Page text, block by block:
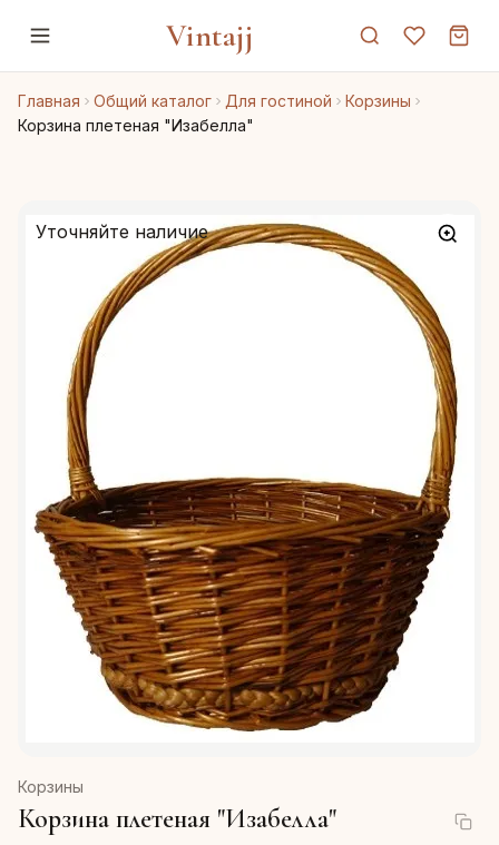
Vintajj
Главная Общий каталог Для гостиной
Корзины
Корзина плетеная "Изабелла"
Уточняйте наличие
Корзины
Корзина плетеная "Изабелла"